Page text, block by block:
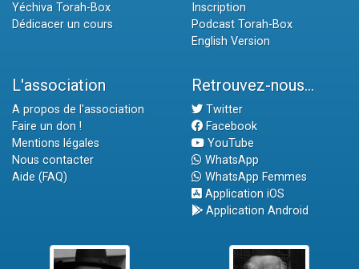
Yéchiva Torah-Box
Dédicacer un cours
Inscription
Podcast Torah-Box
English Version
L'association
A propos de l'association
Faire un don !
Mentions légales
Nous contacter
Aide (FAQ)
Retrouvez-nous...
Twitter
Facebook
YouTube
WhatsApp
WhatsApp Femmes
Application iOS
Application Android